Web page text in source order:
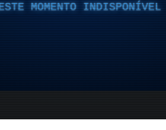
MOMENTO INDISPONÍVEL